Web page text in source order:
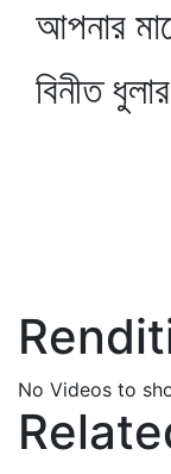
আপনার
বিনীত
No Videos to